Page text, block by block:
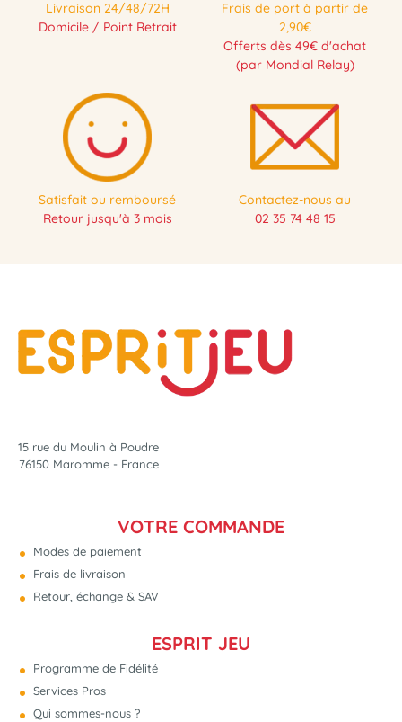
Livraison 24/48/72H
Domicile / Point Retrait
Frais de port à partir de
2,90€
Offerts dès 49€ d'achat
(par Mondial Relay)
Satisfait ou remboursé
Retour jusqu'à 3 mois
Contactez-nous au
02 35 74 48 15
15 rue du Moulin à Poudre
76150 Maromme - France
VOTRE COMMANDE
Modes de paiement
Frais de livraison
Retour, échange & SAV
ESPRIT JEU
Programme de Fidélité
Services Pros
Qui sommes-nous ?